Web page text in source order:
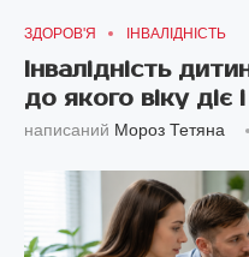
ЗДОРОВ'Я ІНВАЛІДНІСТЬ
Інвалідність
до якого віку діє
написаний Мороз Тетяна